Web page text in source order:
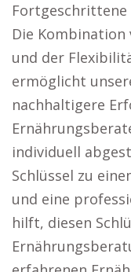
Fortgeschrittene
Die
und der
ermöglicht
nachhaltigere
individuell
Schlüssel zu
und eine
hilft, diesen